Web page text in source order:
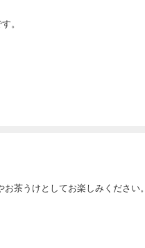
。
茶うけとしてお楽しみください。